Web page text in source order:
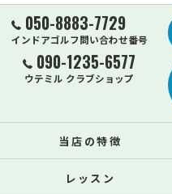
050-8883-7729
インドアゴルフ問い合わせ番号
090-1235-6577
ウテミル クラブショップ
当店の特徴
レッスン